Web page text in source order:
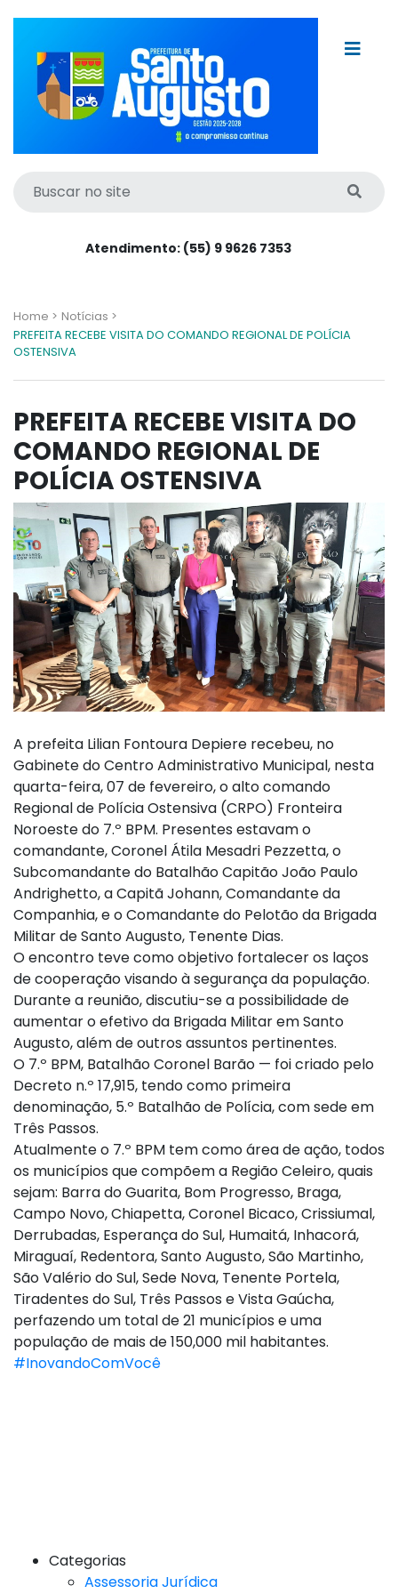
Atendimento: (55) 9 9626 7353
Home > Notícias >
PREFEITA RECEBE VISITA DO COMANDO REGIONAL DE POLÍCIA
OSTENSIVA
PREFEITA RECEBE VISITA DO
COMANDO REGIONAL DE
POLÍCIA OSTENSIVA
A prefeita Lilian Fontoura Depiere recebeu, no
Gabinete do Centro Administrativo Municipal, nesta
quarta-feira, 07 de fevereiro, o alto comando
Regional de Polícia Ostensiva (CRPO) Fronteira
Noroeste do 7.º BPM. Presentes estavam o
comandante, Coronel Átila Mesadri Pezzetta, o
Subcomandante do Batalhão Capitão João Paulo
Andrighetto, a Capitã Johann, Comandante da
Companhia, e o Comandante do Pelotão da Brigada
Militar de Santo Augusto, Tenente Dias.
O encontro teve como objetivo fortalecer os laços
de cooperação visando à segurança da população.
Durante a reunião, discutiu-se a possibilidade de
aumentar o efetivo da Brigada Militar em Santo
Augusto, além de outros assuntos pertinentes.
O 7.º BPM, Batalhão Coronel Barão — foi criado pelo
Decreto n.º 17,915, tendo como primeira
denominação, 5.º Batalhão de Polícia, com sede em
Três Passos.
Atualmente o 7.º BPM tem como área de ação, todos
os municípios que compõem a Região Celeiro, quais
sejam: Barra do Guarita, Bom Progresso, Braga,
Campo Novo, Chiapetta, Coronel Bicaco, Crissiumal,
Derrubadas, Esperança do Sul, Humaitá, Inhacorá,
Miraguaí, Redentora, Santo Augusto, São Martinho,
São Valério do Sul, Sede Nova, Tenente Portela,
Tiradentes do Sul, Três Passos e Vista Gaúcha,
perfazendo um total de 21 municípios e uma
população de mais de 150,000 mil habitantes.
#InovandoComVocê
Categorias
Assessoria Jurídica